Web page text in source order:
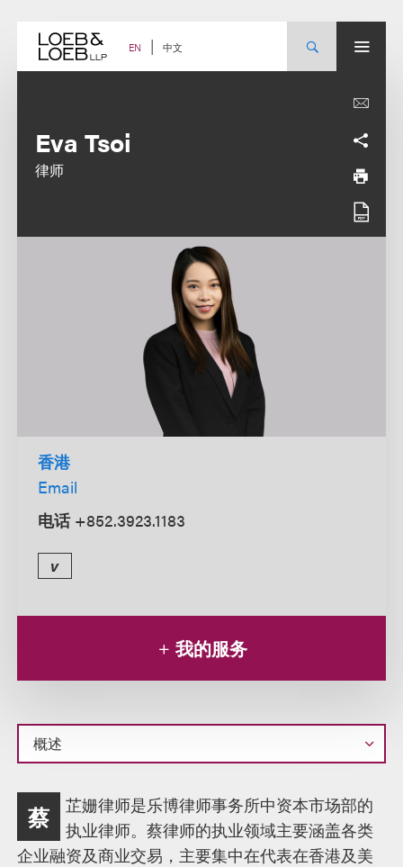
content EN 中文
Eva Tsoi
律师
香港
Email
电话 +852.3923.1183
v
我的服务
概
述蔡
芷姗律师是乐博律师事务所中资本市场部的
执业律师。蔡律师的执业领域主要涵盖各类
企业融资及商业交易，主要集中在代表在香港及美